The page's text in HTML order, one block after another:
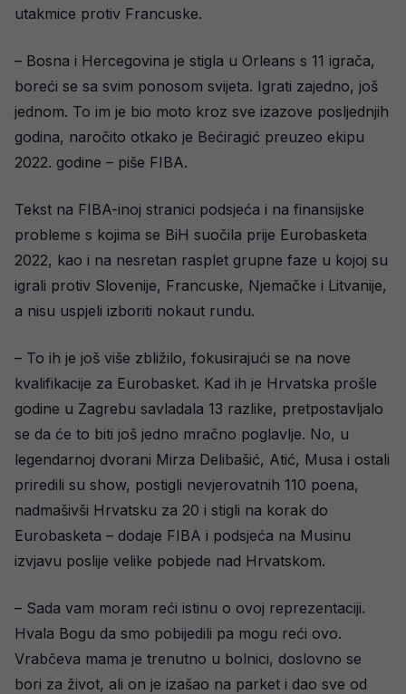
utakmice protiv Francuske.
– Bosna i Hercegovina je stigla u Orleans s 11 igrača,
boreći se sa svim ponosom svijeta. Igrati zajedno, još
jednom. To im je bio moto kroz sve izazove posljednjih
godina, naročito otkako je Bećiragić preuzeo ekipu
2022. godine – piše FIBA.
Tekst na FIBA-inoj stranici podsjeća i na finansijske
probleme s kojima se BiH suočila prije Eurobasketa
2022, kao i na nesretan rasplet grupne faze u kojoj su
igrali protiv Slovenije, Francuske, Njemačke i Litvanije,
a nisu uspjeli izboriti nokaut rundu.
– To ih je još više zbližilo, fokusirajući se na nove
kvalifikacije za Eurobasket. Kad ih je Hrvatska prošle
godine u Zagrebu savladala 13 razlike, pretpostavljalo
se da će to biti još jedno mračno poglavlje. No, u
legendarnoj dvorani Mirza Delibašić, Atić, Musa i ostali
priredili su show, postigli nevjerovatnih 110 poena,
nadmašivši Hrvatsku za 20 i stigli na korak do
Eurobasketa – dodaje FIBA i podsjeća na Musinu
izvjavu poslije velike pobjede nad Hrvatskom.
– Sada vam moram reći istinu o ovoj reprezentaciji.
Hvala Bogu da smo pobijedili pa mogu reći ovo.
Vrabčeva mama je trenutno u bolnici, doslovno se
bori za život, ali on je izašao na parket i dao sve od